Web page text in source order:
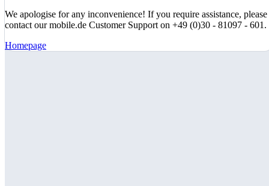
We apologise for any inconvenience! If you require assistance, please
contact our mobile.de Customer Support on +49 (0)30 - 81097 - 601.
Homepage